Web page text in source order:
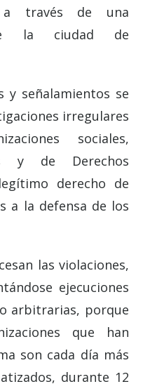
través de una
la ciudad de
y señalamientos se
irregulares
sociales,
y de Derechos
derecho de
a la defensa de los
las violaciones,
ejecuciones
arbitrarias, porque
que han
son cada día más
durante 12